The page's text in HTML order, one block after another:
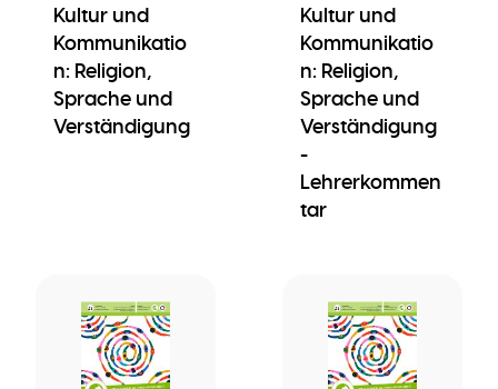
Kultur und
Kommunikatio
n: Religion,
Sprache und
Verständigung
Kultur und
Kommunikatio
n: Religion,
Sprache und
Verständigung
-
Lehrerkommen
tar